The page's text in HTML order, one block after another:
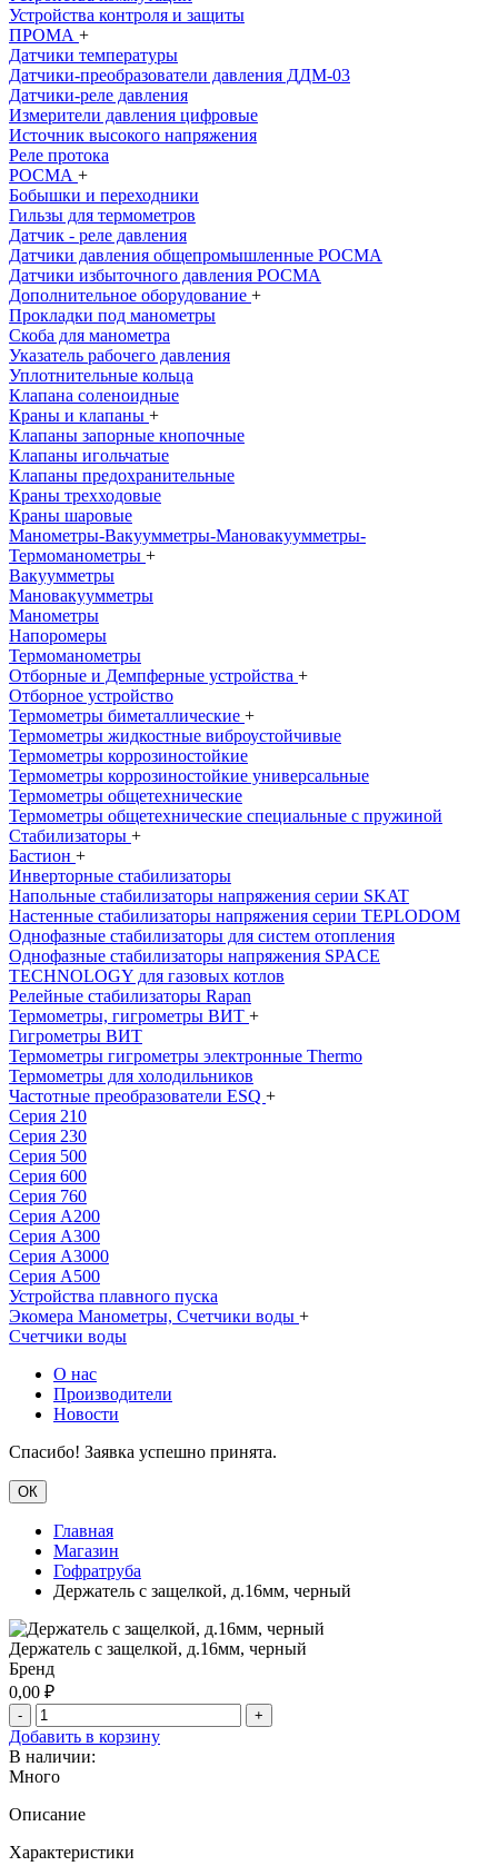
Устройства контроля и защиты
ПРОМА +
Датчики температуры
Датчики-преобразователи давления ДДМ-03
Датчики-реле давления
Измерители давления цифровые
Источник высокого напряжения
Реле протока
РОСМА +
Бобышки и переходники
Гильзы для термометров
Датчик - реле давления
Датчики давления общепромышленныe РОСМА
Датчики избыточного давления РОСМА
Дополнительное оборудование +
Прокладки под манометры
Скоба для манометра
Указатель рабочего давления
Уплотнительные кольца
Клапана соленоидные
Краны и клапаны +
Клапаны запорные кнопочные
Клапаны игольчатые
Клапаны предохранительные
Краны трехходовые
Краны шаровые
Манометры-Вакуумметры-Мановакуумметры-
Термоманометры +
Вакуумметры
Мановакуумметры
Манометры
Напоромеры
Термоманометры
Отборные и Демпферные устройства +
Отборное устройство
Термометры биметаллические +
Термометры жидкостные виброустойчивые
Термометры коррозиностойкие
Термометры коррозиностойкие универсальные
Термометры общетехнические
Термометры общетехнические специальные с пружиной
Стабилизаторы +
Бастион +
Инверторные стабилизаторы
Напольные стабилизаторы напряжения серии SKAT
Настенные стабилизаторы напряжения серии TEPLODOM
Однофазные стабилизаторы для систем отопления
Однофазные стабилизаторы напряжения SPACE
TECHNOLOGY для газовых котлов
Релейные стабилизаторы Rapan
Термометры, гигрометры ВИТ +
Гигрометры ВИТ
Термометры гигрометры электронные Thermo
Термометры для холодильников
Частотные преобразователи ESQ +
Серия 210
Серия 230
Серия 500
Серия 600
Серия 760
Серия А200
Серия А300
Серия А3000
Серия А500
Устройства плавного пуска
Экомера Манометры, Счетчики воды +
Счетчики воды
О нас
Производители
Новости
Спасибо! Заявка успешно принята.
ОК
Главная
Магазин
Гофратруба
Держатель с защелкой, д.16мм, черный
Держатель с защелкой, д.16мм, черный
Бренд
0,00 ₽
- +
Добавить в корзину
В наличии:
Много
Описание
Характеристики